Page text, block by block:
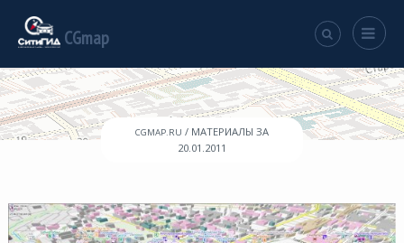
CGmap
CGMAP.RU / МАТЕРИАЛЫ ЗА
20.01.2011